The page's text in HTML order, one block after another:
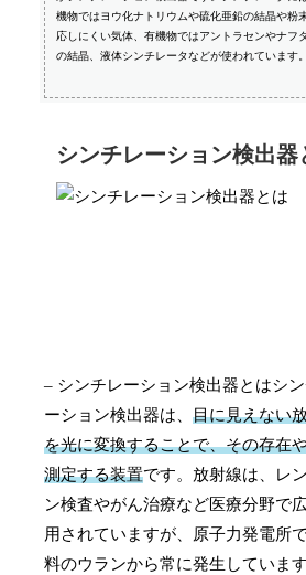
機物ではヨウ化ナトリウムや硫化亜鉛の結晶や粉
応しにくい気体、有機物ではアントラセンやナフ
の結晶、液体シンチレータなどが使われています。
シンチレーション検出器
– シンチレーション検出器とはシ
ーション検出器は、目に見えない
を光に変換することで、その存在
測定する装置です。放射線は、レ
ン検査やがん治療など医療分野で
用されていますが、原子力発電所
料のウランから常に発生していま